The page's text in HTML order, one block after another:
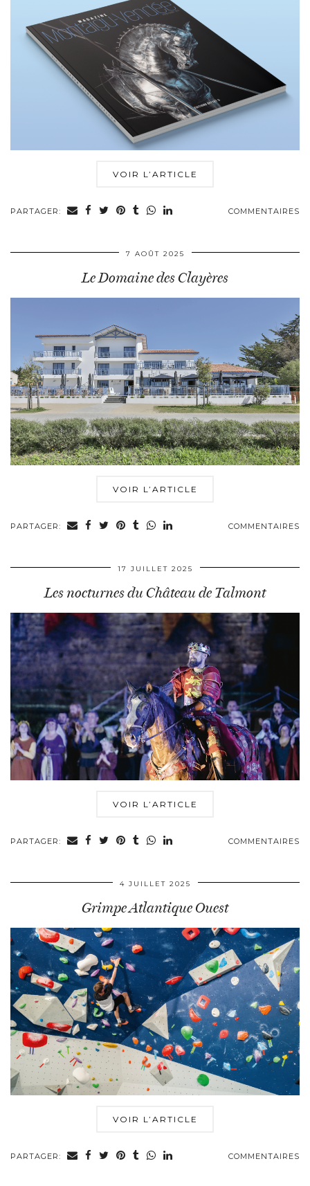
VOIR L’ARTICLE
PARTAGER: COMMENTAIRES
7 AOÛT 2025
Le Domaine des Clayères
VOIR L’ARTICLE
PARTAGER: COMMENTAIRES
17 JUILLET 2025
Les nocturnes du Château de Talmont
VOIR L’ARTICLE
PARTAGER: COMMENTAIRES
4 JUILLET 2025
Grimpe Atlantique Ouest
VOIR L’ARTICLE
PARTAGER: COMMENTAIRES